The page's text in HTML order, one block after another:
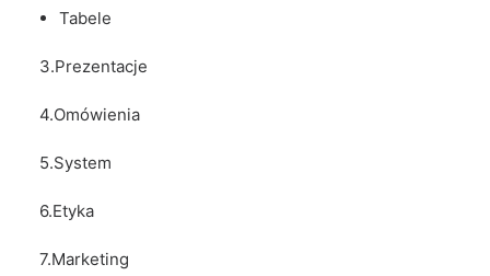
Tabele
3.Prezentacje
4.Omówienia
5.System
6.Etyka
7.Marketing